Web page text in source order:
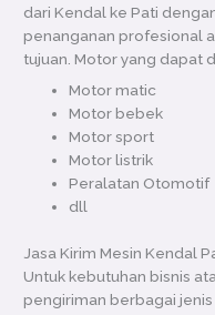
dari Kendal ke Pati
penanganan profesional
tujuan. Motor yang dapat
Motor matic
Motor bebek
Motor sport
Motor listrik
Peralatan Otomotif
dll
Jasa Kirim Mesin Kendal
Untuk kebutuhan bisnis
pengiriman berbagai